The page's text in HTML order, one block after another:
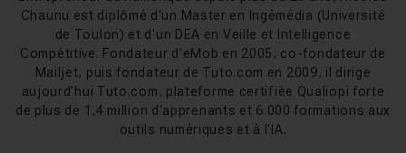
La première version de Joomla!, 1.0.0, est annoncée le
16 septembre 2005, qui consiste alors en une nouvelle
version de Mambo 4.5.2.3, corrigeant certain bogues,
notamment au niveau de la sécurité. Avec environ 8
versions de maintenance en moyenne dans l'année,
Joomla bénéficie d'un développement très actif et
continue au fil de ces versions à se distinguer de son
Chaunu est diplômé d'un Master en Ingémédia (Université
de Toulon) et d'un DEA en Veille et Intelligence
Compétitive. Fondateur d'eMob en 2005, co-fondateur de
Mailjet, puis fondateur de Tuto.com en 2009, il dirige
aujourd'hui Tuto.com, plateforme certifiée Qualiopi forte
de plus de 1,4 million d'apprenants et 6 000 formations aux
outils numériques et à l'IA.